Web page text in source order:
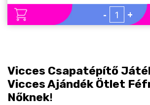
- +
Vicces Csapatépítő
Vicces Ajándék Ötlet
Nőknek!